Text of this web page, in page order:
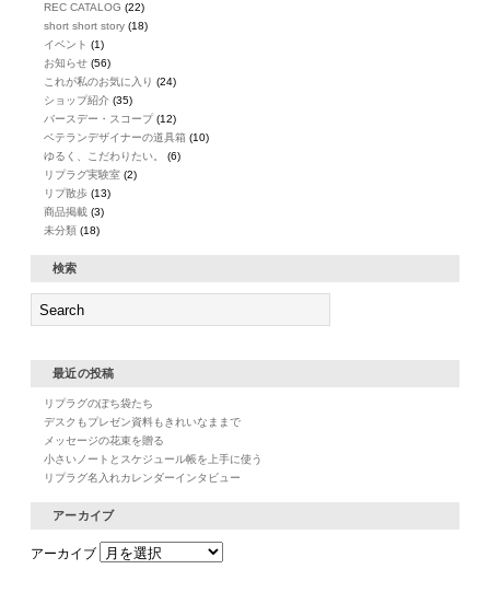
REC CATALOG (22)
short short story (18)
イベント (1)
お知らせ (56)
これが私のお気に入り (24)
ショップ紹介 (35)
バースデー・スコープ(12)
ベテランデザイナーの道具箱 (10)
ゆるく、こだわりたい。
(6)
リプラグ実験室 (2)
リプ散歩 (13)
商品掲載 (3)
未分類 (18)
検索
最近の投稿
リプラグのぽち袋たち
デスクもプレゼン資料もきれいなままで
メッセージの花束を贈る
小さいノートとスケジュール帳を上手に使う
リプラグ名入れカレンダーインタビュー
アーカイブ
アーカイブ